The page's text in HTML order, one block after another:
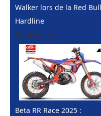
Walker lors de la Red Bull
Hardline
Hard enduro
Beta RR Race 2025 :